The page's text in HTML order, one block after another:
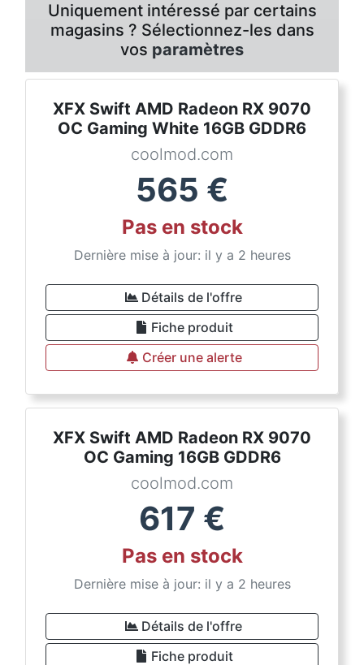
Uniquement intéressé par certains
magasins ? Sélectionnez-les dans
vos paramètres
XFX Swift AMD Radeon RX 9070
OC Gaming White 16GB GDDR6
coolmod.com
565 €
Pas en stock
Dernière mise à jour: il y a 2 heures
Détails de l'offre
Fiche produit
Créer une alerte
XFX Swift AMD Radeon RX 9070
OC Gaming 16GB GDDR6
coolmod.com
617 €
Pas en stock
Dernière mise à jour: il y a 2 heures
Détails de l'offre
Fiche produit